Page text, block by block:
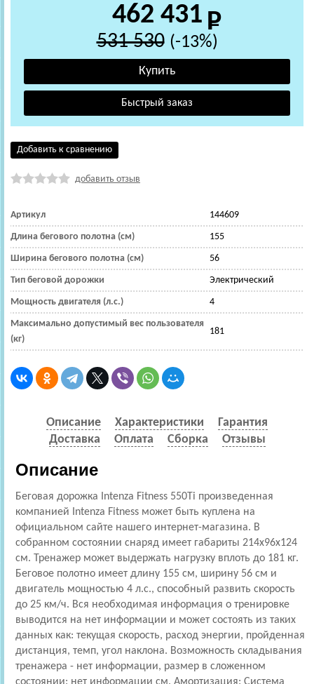
462 431
531 530 (-13%)
Добавить к сравнению
добавить отзыв
Артикул 144609
Длина бегового полотна (см) 155
Ширина бегового полотна (см) 56
Тип беговой дорожки Электрический
Мощность двигателя (л.с.) 4
Максимально допустимый вес пользователя
(кг)
181
Описание Характеристики
Гарантия
Доставка
Оплата Сборка Отзывы
Описание
Беговая дорожка Intenza Fitness 550Ti произведенная
компанией Intenza Fitness может быть куплена на
официальном сайте нашего интернет-магазина. В
собранном состоянии снаряд имеет габариты 214x96x124
см. Тренажер может выдержать нагрузку вплоть до 181 кг.
Беговое полотно имеет длину 155 см, ширину 56 см и
двигатель мощностью 4 л.с., способный развить скорость
до 25 км/ч. Вся необходимая информация о тренировке
выводится на нет информации и может состоять из таких
данных как: текущая скорость, расход энергии, пройденная
дистанция, темп, угол наклона. Возможность складывания
тренажера - нет информации, размер в сложенном